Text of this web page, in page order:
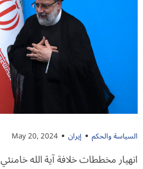
السياسة والحكم إيران May 20, 2024
انهيار مخططات خلافة آية الله خامنئي